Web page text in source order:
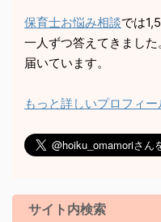
保育士お悩み相談では
一人ずつ答えてきまし
届いています。
もっと詳しいプロフィー
サイト内検索